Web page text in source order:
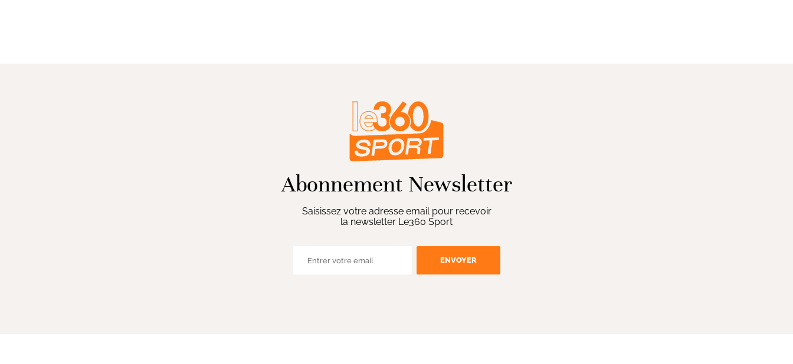
Abonnement Newsletter
Saisissez votre adresse email pour recevoir
la newsletter Le360 Sport
ENVOYER